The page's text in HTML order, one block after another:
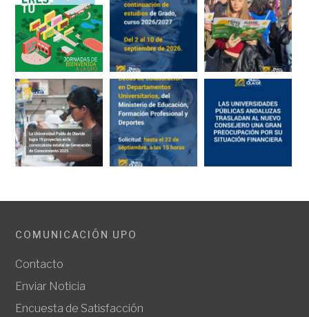
COMUNICACIÓN UPO
Contacto
Enviar Noticia
Encuesta de Satisfacción